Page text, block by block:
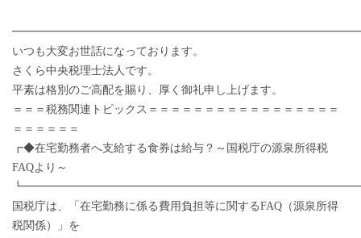
いつも大変お世話になっております。
さくら中央税理士法人です。
平素は格別のご高配を賜り、厚く御礼申し上げます。
＝＝＝税務関連トピックス＝＝＝＝＝＝＝＝＝＝＝＝＝＝＝＝＝
＝＝＝＝＝＝
┏◆在宅勤務者へ支給する食券は給与？～国税庁の源泉所得税
FAQより～
国税庁は、「在宅勤務に係る費用負担等に関するFAQ（源泉所得
税関係）」を